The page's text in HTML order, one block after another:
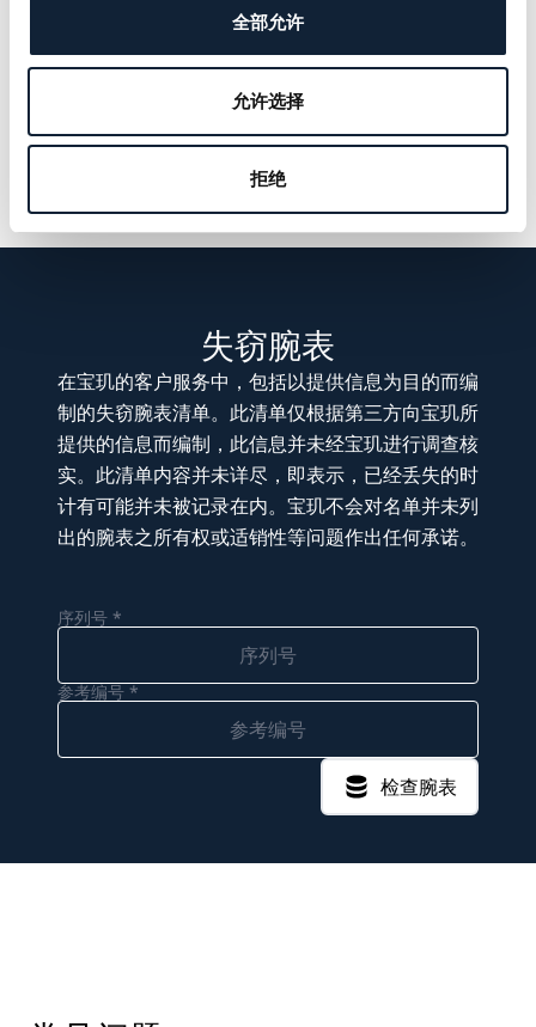
全部允许
允许选择
拒绝
失窃腕表
在宝玑的客户服务中，包括以提供信息为目的而编
制的失窃腕表清单。此清单仅根据第三方向宝玑所
提供的信息而编制，此信息并未经宝玑进行调查核
实。此清单内容并未详尽，即表示，已经丢失的时
计有可能并未被记录在内。宝玑不会对名单并未列
出的腕表之所有权或适销性等问题作出任何承诺。
序列号 *
参考编号 *
检查腕表